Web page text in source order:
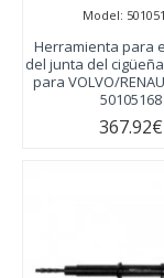
Model:
Herramienta para
del junta del
para VOLVO/
50105168
367.92€